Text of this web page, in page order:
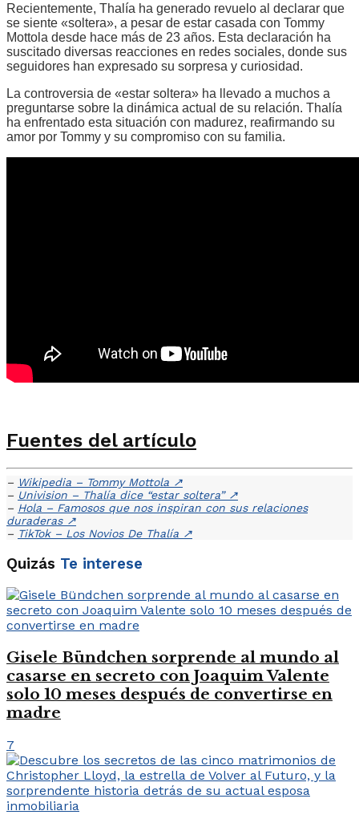
Recientemente, Thalía ha generado revuelo al declarar que
se siente «soltera», a pesar de estar casada con Tommy
Mottola desde hace más de 23 años. Esta declaración ha
suscitado diversas reacciones en redes sociales, donde sus
seguidores han expresado su sorpresa y curiosidad.
La controversia de «estar soltera» ha llevado a muchos a
preguntarse sobre la dinámica actual de su relación. Thalía
ha enfrentado esta situación con madurez, reafirmando su
amor por Tommy y su compromiso con su familia.
Fuentes del artículo
– Wikipedia – Tommy Mottola ↗
– Univision – Thalía dice “estar soltera” ↗
– Hola – Famosos que nos inspiran con sus relaciones
duraderas ↗
– TikTok – Los Novios De Thalía ↗
Quizás Te interese
Gisele Bündchen sorprende al mundo al
casarse en secreto con Joaquim Valente
solo 10 meses después de convertirse en
madre
7